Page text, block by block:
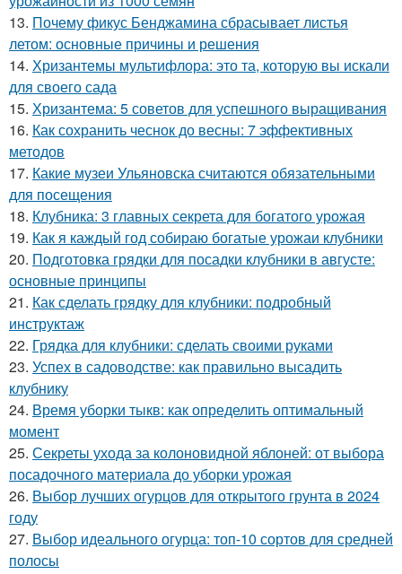
13. Почему фикус Бенджамина сбрасывает листья
летом: основные причины и решения
14. Хризантемы мультифлора: это та, которую вы искали
для своего сада
15. Хризантема: 5 советов для успешного выращивания
16. Как сохранить чеснок до весны: 7 эффективных
методов
17. Какие музеи Ульяновска считаются обязательными
для посещения
18. Клубника: 3 главных секрета для богатого урожая
19. Как я каждый год собираю богатые урожаи клубники
20. Подготовка грядки для посадки клубники в августе:
основные принципы
21. Как сделать грядку для клубники: подробный
инструктаж
22. Грядка для клубники: сделать своими руками
23. Успех в садоводстве: как правильно высадить
клубнику
24. Время уборки тыкв: как определить оптимальный
момент
25. Секреты ухода за колоновидной яблоней: от выбора
посадочного материала до уборки урожая
26. Выбор лучших огурцов для открытого грунта в 2024
году
27. Выбор идеального огурца: топ-10 сортов для средней
полосы